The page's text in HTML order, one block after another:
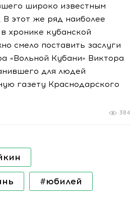
широко известным
В этот же ряд наиболее
хронике кубанской
смело поставить заслуги
«Вольной Кубани» Виктора
для людей
газету Краснодарского
384
#юбилей